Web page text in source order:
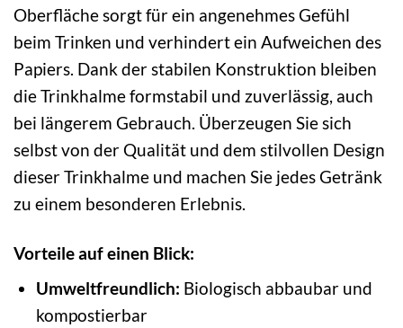
Oberfläche sorgt für ein angenehmes Gefühl
beim Trinken und verhindert ein Aufweichen des
Papiers. Dank der stabilen Konstruktion bleiben
die Trinkhalme formstabil und zuverlässig, auch
bei längerem Gebrauch. Überzeugen Sie sich
selbst von der Qualität und dem stilvollen Design
dieser Trinkhalme und machen Sie jedes Getränk
zu einem besonderen Erlebnis.
Vorteile auf einen Blick:
Umweltfreundlich: Biologisch abbaubar und
kompostierbar